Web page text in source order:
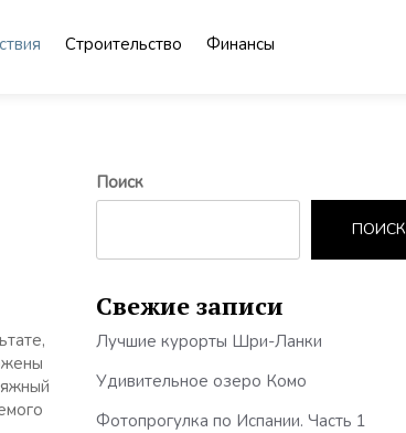
Строительство Финансы
Поиск
ПОИСК
Свежие записи
Лучшие курорты Шри-Ланки
Удивительное озеро Комо
Фотопрогулка по Испании. Часть 1